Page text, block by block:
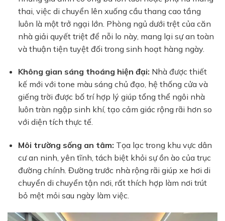
thai, việc di chuyển lên xuống cầu thang cao tầng
luôn là một trở ngại lớn. Phòng ngủ dưới trệt của căn
nhà giải quyết triệt để nỗi lo này, mang lại sự an toàn
và thuận tiện tuyệt đối trong sinh hoạt hàng ngày.
Không gian sáng thoáng hiện đại: Nhà được thiết
kế mới với tone màu sáng chủ đạo, hệ thống cửa và
giếng trời được bố trí hợp lý giúp tổng thể ngôi nhà
luôn tràn ngập sinh khí, tạo cảm giác rộng rãi hơn so
với diện tích thực tế.
Môi trường sống an tâm: Tọa lạc trong khu vực dân
cư an ninh, yên tĩnh, tách biệt khỏi sự ồn ào của trục
đường chính. Đường trước nhà rộng rãi giúp xe hơi di
chuyển di chuyển tận nơi, rất thích hợp làm nơi trút
bỏ mệt mỏi sau ngày làm việc.